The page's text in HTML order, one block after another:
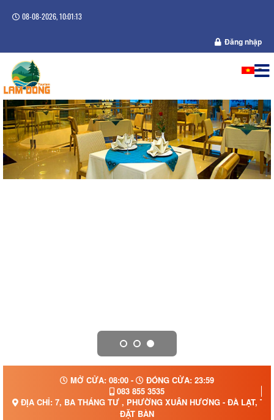
08-08-2026, 10:01:13
Đăng nhập
MỞ CỬA: 08:00 -
ĐÓNG CỬA: 23:59
083 855 3535
ĐỊA CHỈ: 7, BA THÁNG TƯ , PHƯỜNG XUÂN HƯƠNG - ĐÀ LẠT,
ĐẶT BÀN